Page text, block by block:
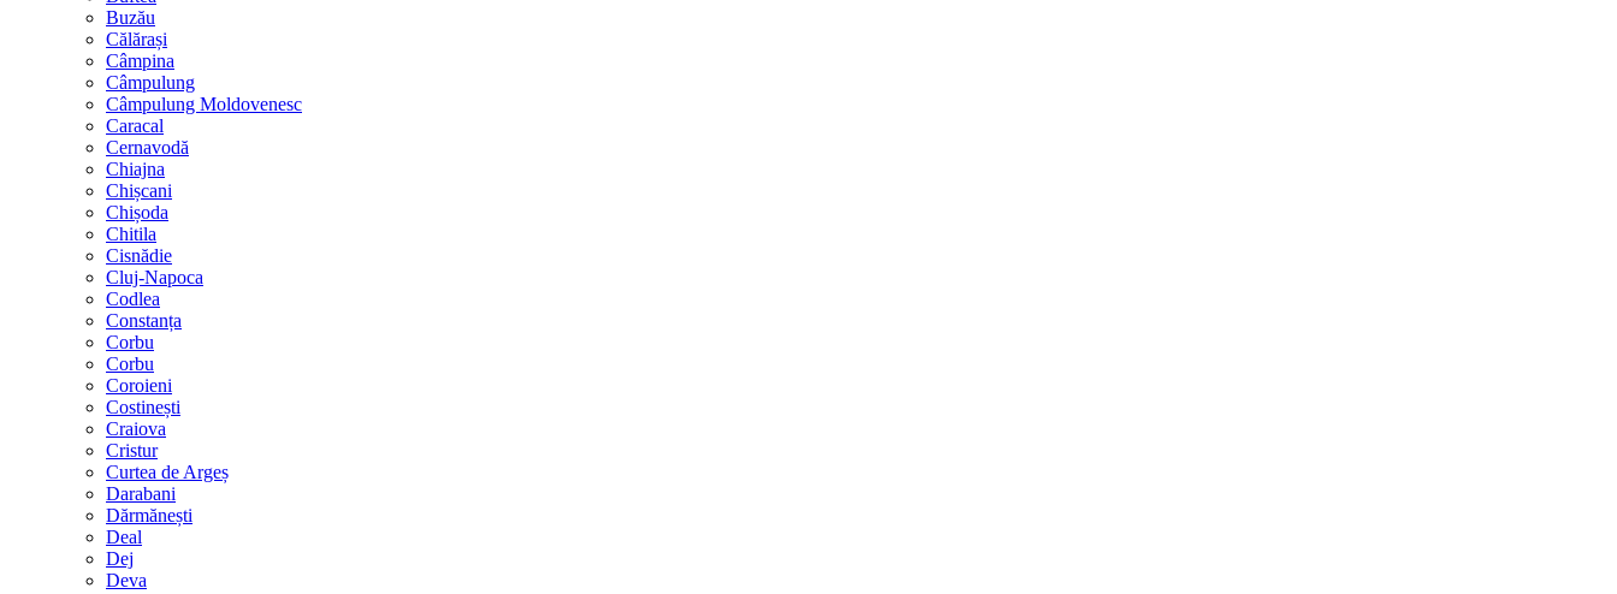
Buzău
Călărași
Câmpina
Câmpulung
Câmpulung Moldovenesc
Caracal
Cernavodă
Chiajna
Chișcani
Chișoda
Chitila
Cisnădie
Cluj-Napoca
Codlea
Constanța
Corbu
Corbu
Coroieni
Costinești
Craiova
Cristur
Curtea de Argeș
Darabani
Dărmănești
Deal
Dej
Deva